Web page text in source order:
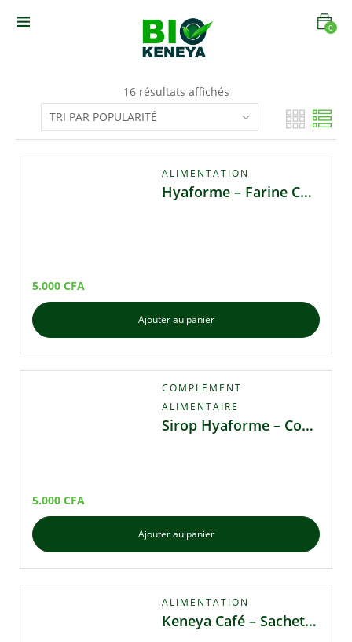
0
16 résultats affichés
ALIMENTATION
Hyaforme – Farine Composée pour Prise de Poids
5.000 CFA
Ajouter au panier
COMPLEMENT
ALIMENTAIRE
Sirop Hyaforme – Complément Alimentaire Naturel
5.000 CFA
Ajouter au panier
ALIMENTATION
Keneya Café – Sachet 45 g